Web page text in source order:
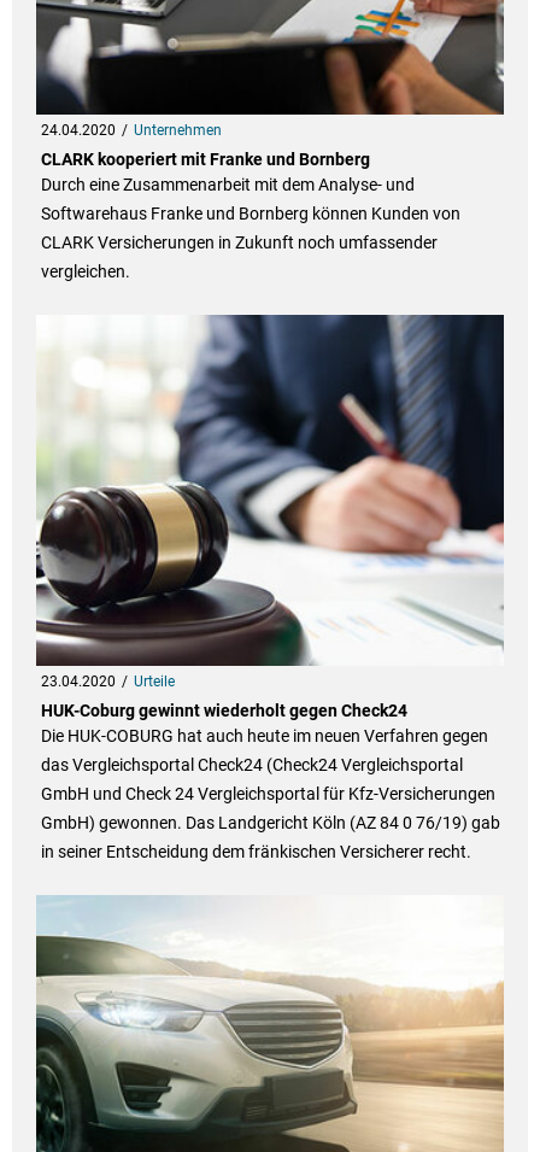
24.04.2020 Unternehmen
CLARK kooperiert mit Franke und Bornberg
Durch eine Zusammenarbeit mit dem Analyse- und
Softwarehaus Franke und Bornberg können Kunden von
CLARK Versicherungen in Zukunft noch umfassender
vergleichen.
23.04.2020 Urteile
HUK-Coburg gewinnt wiederholt gegen Check24
Die HUK-COBURG hat auch heute im neuen Verfahren gegen
das Vergleichsportal Check24 (Check24 Vergleichsportal
GmbH und Check 24 Vergleichsportal für Kfz-Versicherungen
GmbH) gewonnen. Das Landgericht Köln (AZ 84 0 76/19) gab
in seiner Entscheidung dem fränkischen Versicherer recht.